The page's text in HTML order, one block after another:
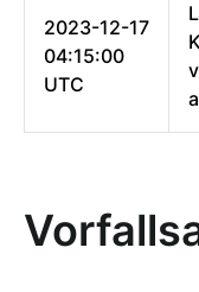
2023-12-17
04:15:00
UTC